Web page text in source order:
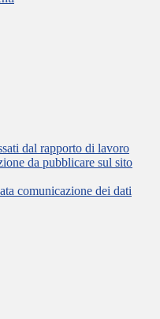
dal rapporto di lavoro
da pubblicare sul sito
comunicazione dei dati